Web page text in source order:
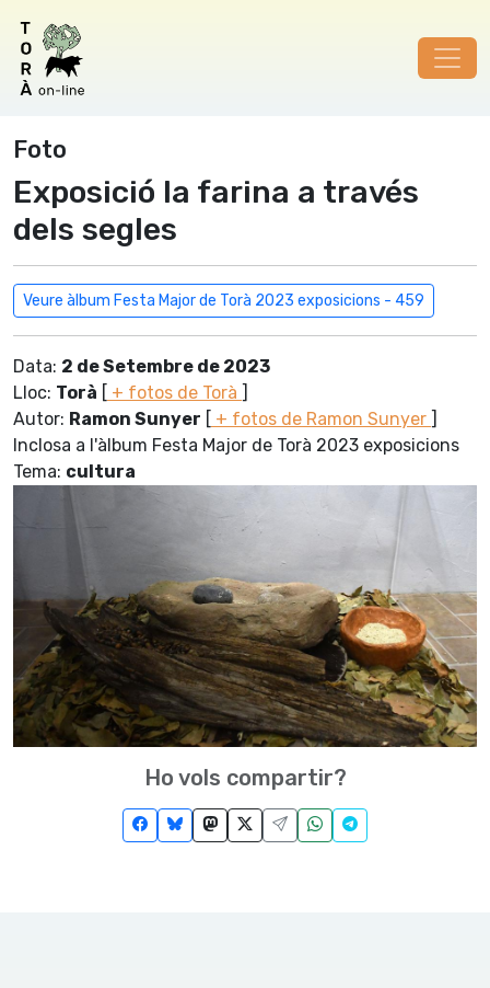
Foto
Exposició la farina a través
dels segles
Veure àlbum Festa Major de Torà 2023 exposicions - 459
Data: 2 de Setembre de 2023
Lloc: Torà [ + fotos de Torà ]
Autor: Ramon Sunyer [ + fotos de Ramon Sunyer ]
Inclosa a l'àlbum Festa Major de Torà 2023 exposicions
Tema: cultura
Ho vols compartir?